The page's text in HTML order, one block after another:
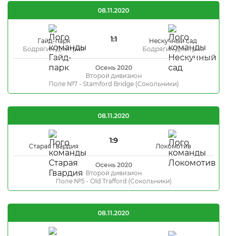
Гайд-парк
Бодрягин Дмитрий
1:1
Нескучный сад
Бодрягин Дмитрий
08.11.2020
Осень 2020
Второй дивизион
Поле №7 - Stamford Bridge (Сокольники)
Старая Гвардия
1:9
Локомотив
08.11.2020
Осень 2020
Второй дивизион
Поле №5 - Old Trafford (Сокольники)
08.11.2020